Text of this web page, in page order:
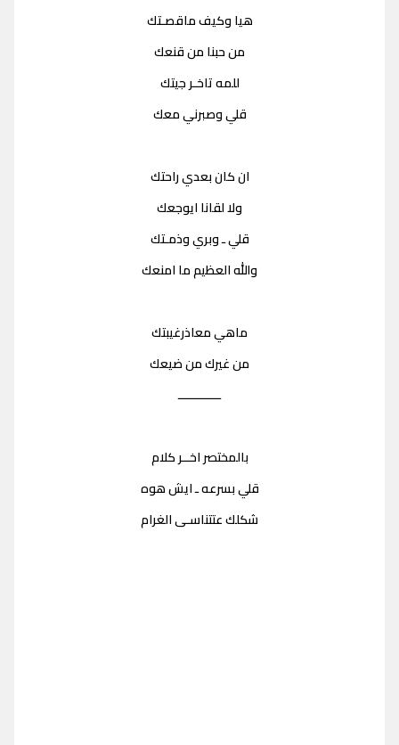
هيا وكيف ماقصـتك
من حبنا من قنعك
للمه تاخـر جيتك
قلي وصبرني معك
ان كان بعدي راحتك
ولا لقانا ايوجعك
قلي ـ وبري وذمـتك
والله العظيم ما امنعك
ماهي معاذرغيبتك
من غيرك من ضيعك
ــــــــــــ
بالمختصر اخــر كلام
قلي بسرعه ـ ايش هوه
شكلك عتتناسـى الغرام